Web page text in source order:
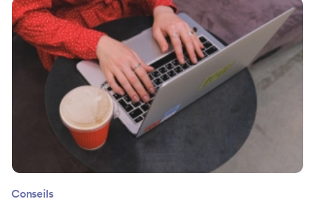
Conseils